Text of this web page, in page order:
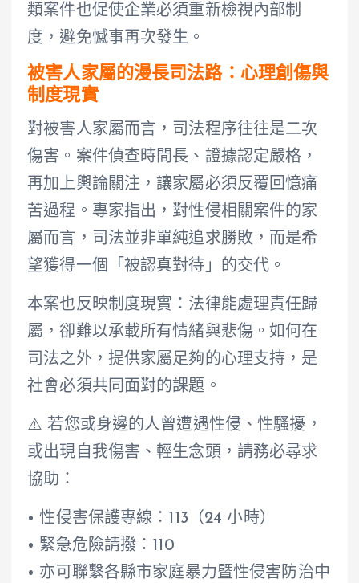
類案件也促使企業必須重新檢視內部制
度，避免憾事再次發生。
被害人家屬的漫長司法路：心理創傷與
制度現實
對被害人家屬而言，司法程序往往是二次
傷害。案件偵查時間長、證據認定嚴格，
再加上輿論關注，讓家屬必須反覆回憶痛
苦過程。專家指出，對性侵相關案件的家
屬而言，司法並非單純追求勝敗，而是希
望獲得一個「被認真對待」的交代。
本案也反映制度現實：法律能處理責任歸
屬，卻難以承載所有情緒與悲傷。如何在
司法之外，提供家屬足夠的心理支持，是
社會必須共同面對的課題。
⚠️ 若您或身邊的人曾遭遇性侵、性騷擾，
或出現自我傷害、輕生念頭，請務必尋求
協助：
• 性侵害保護專線：113（24 小時）
• 緊急危險請撥：110
• 亦可聯繫各縣市家庭暴力暨性侵害防治中